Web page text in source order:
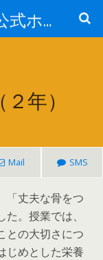
美浜町立河和中学校公式ホームページ
年）
Mail SMS
「丈夫な骨をつ
。授業では、
との大切さにつ
じめとした栄養